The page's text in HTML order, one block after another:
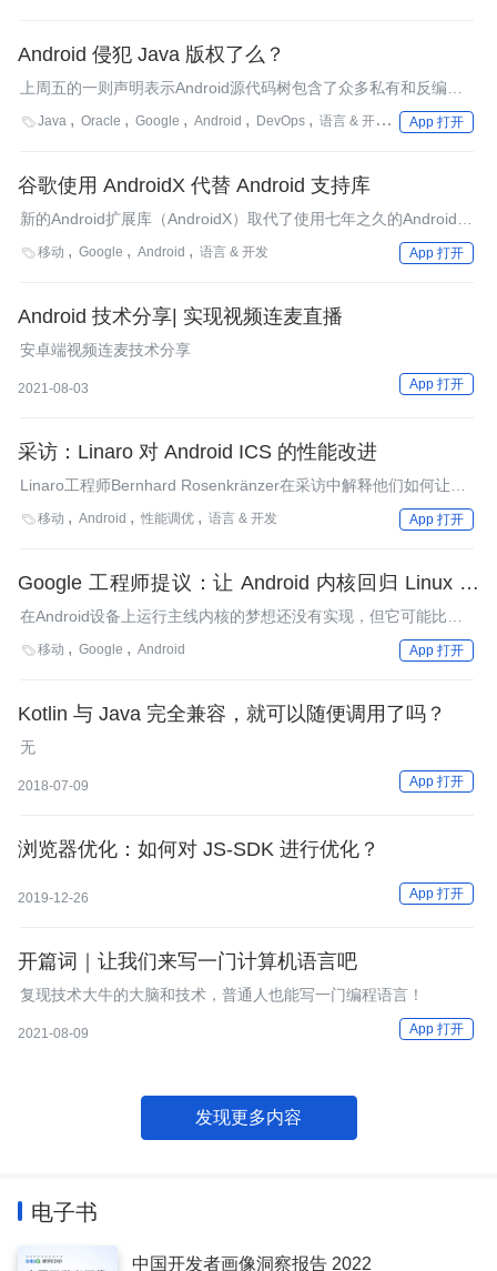
Android 侵犯 Java 版权了么？
上周五的一则声明表示Android源代码树包含了众多私有和反编译
代码。这对于Oracle与Google之间的法律诉讼大战会造成何种影
Java Oracle Google Android DevOps 语言 & 开发 架构
App 打开
谷歌使用 AndroidX 代替 Android 支持库
新的Android扩展库（AndroidX）取代了使用七年之久的Android支
持库，旨在简化相关工作，并为该库未来的发展打下坚实的基础。
移动 Google Android 语言 & 开发 App 打开
Android 技术分享| 实现视频连麦直播
安卓端视频连麦技术分享
2021-08-03 App 打开
采访：Linaro 对 Android ICS 的性能改进
Linaro工程师Bernhard Rosenkränzer在采访中解释他们如何让
Android 4.0.4的性能表现提高了20%到500%。
移动 Android 性能调优 语言 & 开发 App 打开
Google 工程师提议：让 Android 内核回归 Linux 主
线
在Android设备上运行主线内核的梦想还没有实现，但它可能比很
多人认为的来得要快。
移动 Google Android App 打开
Kotlin 与 Java 完全兼容，就可以随便调用了吗？
无
2018-07-09 App 打开
浏览器优化：如何对 JS-SDK 进行优化？
2019-12-26 App 打开
开篇词｜让我们来写一门计算机语言吧
复现技术大牛的大脑和技术，普通人也能写一门编程语言！
2021-08-09 App 打开
发现更多内容
电子书
中国开发者画像洞察报告 2022